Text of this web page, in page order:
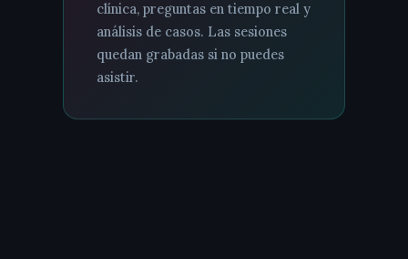
clínica, preguntas en tiempo real y
análisis de casos. Las sesiones
quedan grabadas si no puedes
asistir.